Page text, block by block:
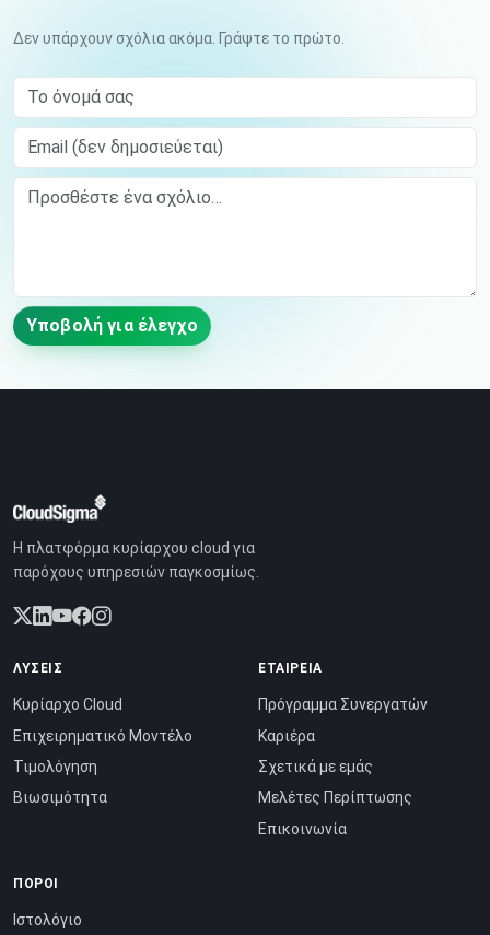
Δεν υπάρχουν σχόλια ακόμα. Γράψτε το πρώτο.
Το όνομά σας
Email (δεν δημοσιεύεται)
Comment
Υποβολή για έλεγχο
Η πλατφόρμα κυρίαρχου cloud για
παρόχους υπηρεσιών παγκοσμίως.
ΛΎΣΕΙΣ
Κυρίαρχο Cloud
Επιχειρηματικό Μοντέλο
Τιμολόγηση
Βιωσιμότητα
ΕΤΑΙΡΕΊΑ
Πρόγραμμα Συνεργατών
Καριέρα
Σχετικά με εμάς
Μελέτες Περίπτωσης
Επικοινωνία
ΠΌΡΟΙ
Ιστολόγιο